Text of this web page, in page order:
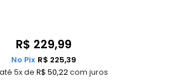
R$ 229,99
5x de R$ 50,22com juros
No Pix R$ 225,39